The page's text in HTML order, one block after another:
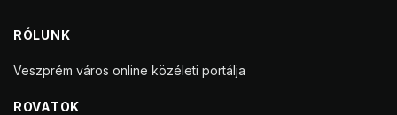
RÓLUNK
Veszprém város online közéleti portálja
ROVATOK